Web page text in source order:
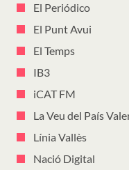
El Periódico
El Punt Avui
El Temps
IB3
iCAT FM
La Veu del País
Línia Vallès
Nació Digital